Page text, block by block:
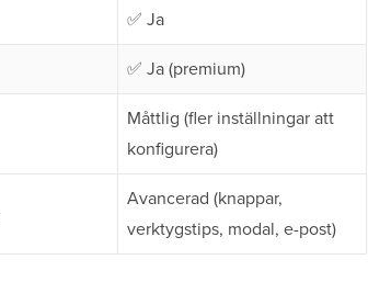
✅ Ja
✅ Ja (premium)
Måttlig (fler inställningar att
konfigurera)
Avancerad (knappar,
verktygstips, modal, e-post)